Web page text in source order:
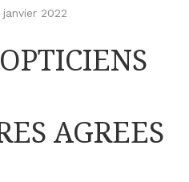
janvier 2022
AGREES